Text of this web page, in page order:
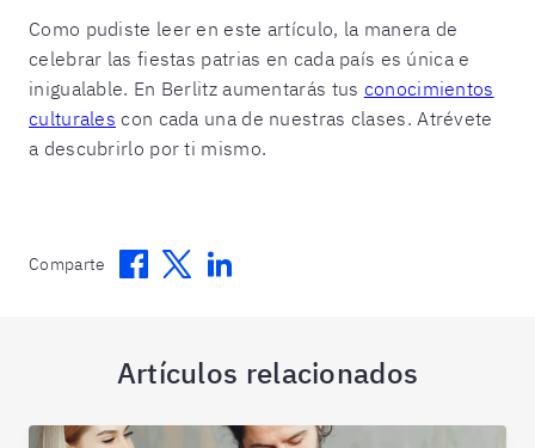
Como pudiste leer en este artículo, la manera de
celebrar las fiestas patrias en cada país es única e
inigualable. En Berlitz aumentarás tus conocimientos
culturales con cada una de nuestras clases. Atrévete
a descubrirlo por ti mismo.
Comparte Facebook
TwitterLinkedin
Artículos relacionados